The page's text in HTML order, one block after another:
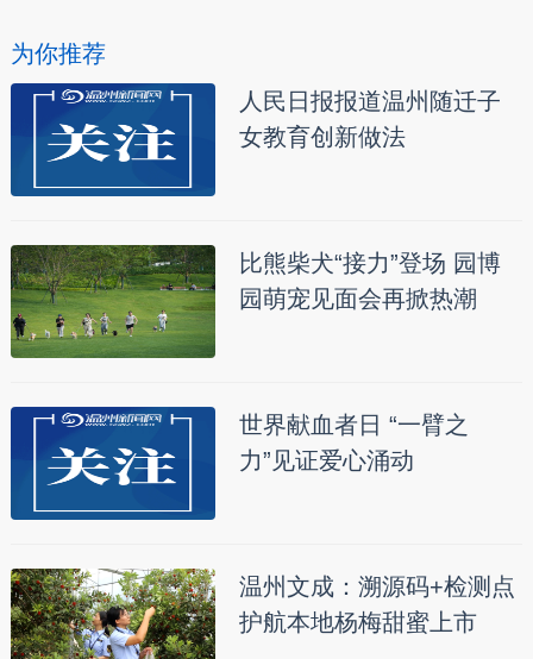
为你推荐
人民日报报道温州随迁子
女教育创新做法
比熊柴犬“接力”登场 园博
园萌宠见面会再掀热潮
世界献血者日 “一臂之
力”见证爱心涌动
温州文成：溯源码+检测点
护航本地杨梅甜蜜上市